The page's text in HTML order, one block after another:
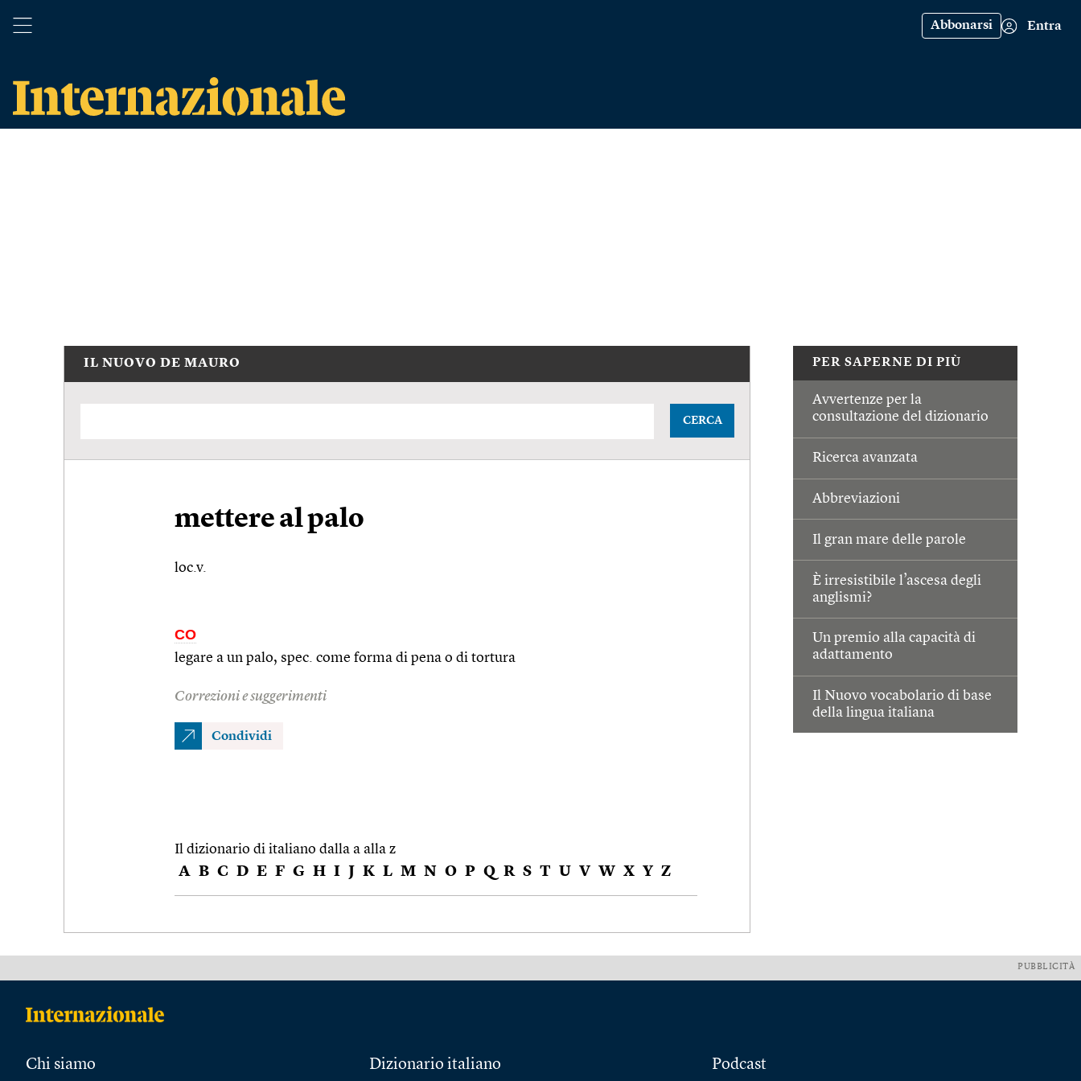
Abbonarsi Entra
PER SAPERNE DI PIÙ
Avvertenze per la
consultazione del dizionario
Ricerca avanzata
Abbreviazioni
Il gran mare delle parole
È irresistibile l’ascesa degli
anglismi?
Un premio alla capacità di
adattamento
Il Nuovo vocabolario di base
della lingua italiana
IL NUOVO DE MAURO
CERCA
mettere al palo
loc.v.
CO
legare a un palo, spec. come forma di pena o di tortura
Correzioni e suggerimenti
Condividi
Il dizionario di italiano dalla a alla z
A B C D E F G H I J K L M N O P Q R S T U V W X Y Z
PUBBLICITÀ
Chi siamo Dizionario italiano Podcast